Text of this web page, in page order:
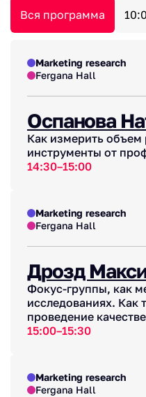
Вся программа
Marketing research
Fergana Hall
Оспанова
Как измерить
инструменты от
14:30–15:00
Marketing research
Fergana Hall
Дрозд
Фокус-группы, как
исследованиях. Как
проведение
15:00–15:30
Marketing research
Fergana Hall